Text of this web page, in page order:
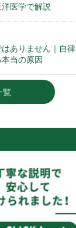
医学で解説
ありません｜自律
当の原因
覧